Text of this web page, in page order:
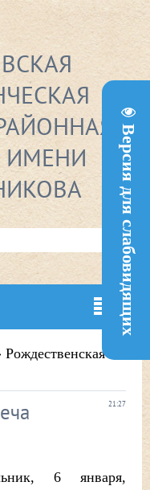
Версия для слабовидящих
ИМЕНИ
Рождественская
21:27
6 января,